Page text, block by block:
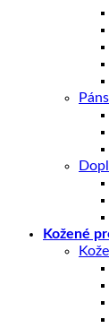
Kožené